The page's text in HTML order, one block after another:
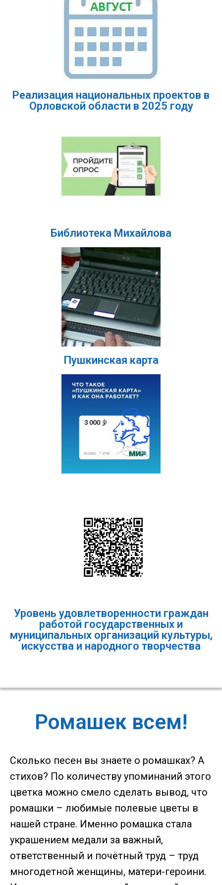
Реализация национальных проектов в
Орловской области в 2025 году
Библиотека Михайлова
Пушкинская карта
Уровень удовлетворенности граждан
работой государственных и
муниципальных организаций культуры,
искусства и народного творчества
Ромашек всем!
Сколько песен вы знаете о ромашках? А
стихов? По количеству упоминаний этого
цветка можно смело сделать вывод, что
ромашки – любимые полевые цветы в
нашей стране. Именно ромашка стала
украшением медали за важный,
ответственный и почётный труд – труд
многодетной женщины, матери-героини.